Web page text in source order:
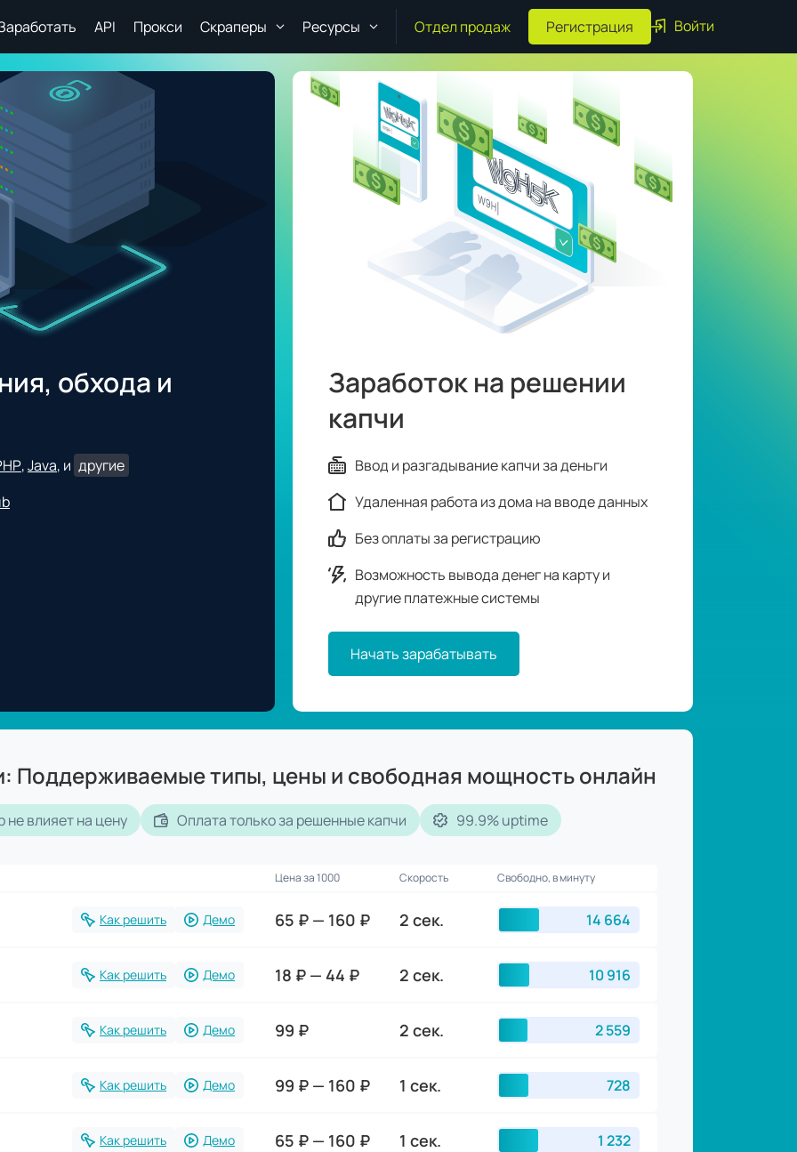
API Прокси Скраперы Ресурсы Отдел продаж Регистрация Войти
обхода и
,Java, и другие
Заработок на решении
капчи
Ввод и разгадывание капчи за деньги
Удаленная работа из дома на вводе данных
Без оплаты за регистрацию
Возможность вывода денег на карту и
другие платежные системы
Начать зарабатывать
Поддерживаемые типы, цены и свободная мощность онлайн
не влияет на цену Оплата только за решенные капчи 99.9% uptime
Цена за 1000 Скорость Свободно, в минуту
Как решить Демо 65 ₽ — 160 ₽ 2 сек. 10 305
Как решить Демо 18 ₽ — 44 ₽ 2 сек. 12 203
Как решить Демо 99 ₽ 2 сек. 2 888
Как решить Демо 99 ₽ — 160 ₽ 1 сек. 864
Как решить Демо 65 ₽ — 160 ₽ 1 сек. 1 261